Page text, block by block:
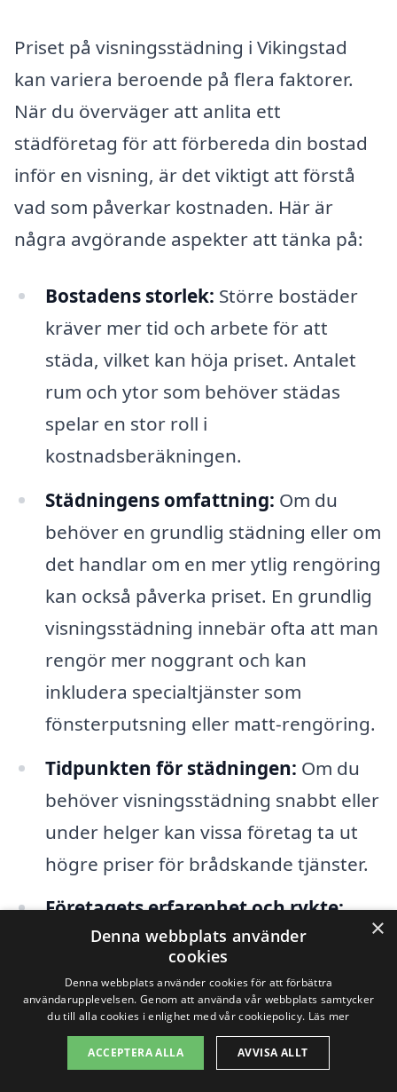
Priset på visningsstädning i Vikingstad
kan variera beroende på flera faktorer.
När du överväger att anlita ett
städföretag för att förbereda din bostad
inför en visning, är det viktigt att förstå
vad som påverkar kostnaden. Här är
några avgörande aspekter att tänka på:
Bostadens storlek: Större bostäder
kräver mer tid och arbete för att
städa, vilket kan höja priset. Antalet
rum och ytor som behöver städas
spelar en stor roll i
kostnadsberäkningen.
Städningens omfattning: Om du
behöver en grundlig städning eller om
det handlar om en mer ytlig rengöring
kan också påverka priset. En grundlig
visningsstädning innebär ofta att man
rengör mer noggrant och kan
inkludera specialtjänster som
fönsterputsning eller matt-rengöring.
Tidpunkten för städningen: Om du
behöver visningsstädning snabbt eller
under helger kan vissa företag ta ut
högre priser för brådskande tjänster.
Företagets erfarenhet och rykte:
Välrenommerade företag med lång
de erbjuder också ofta en mer pålitlig
och kvalitativ tjänst.
×
Denna webbplats använder
cookies
Denna webbplats använder cookies för att förbättra
användarupplevelsen. Genom att använda vår webbplats samtycker
du till alla cookies i enlighet med vår cookiepolicy. Läs mer
ACCEPTERA ALLA AVVISA ALLT